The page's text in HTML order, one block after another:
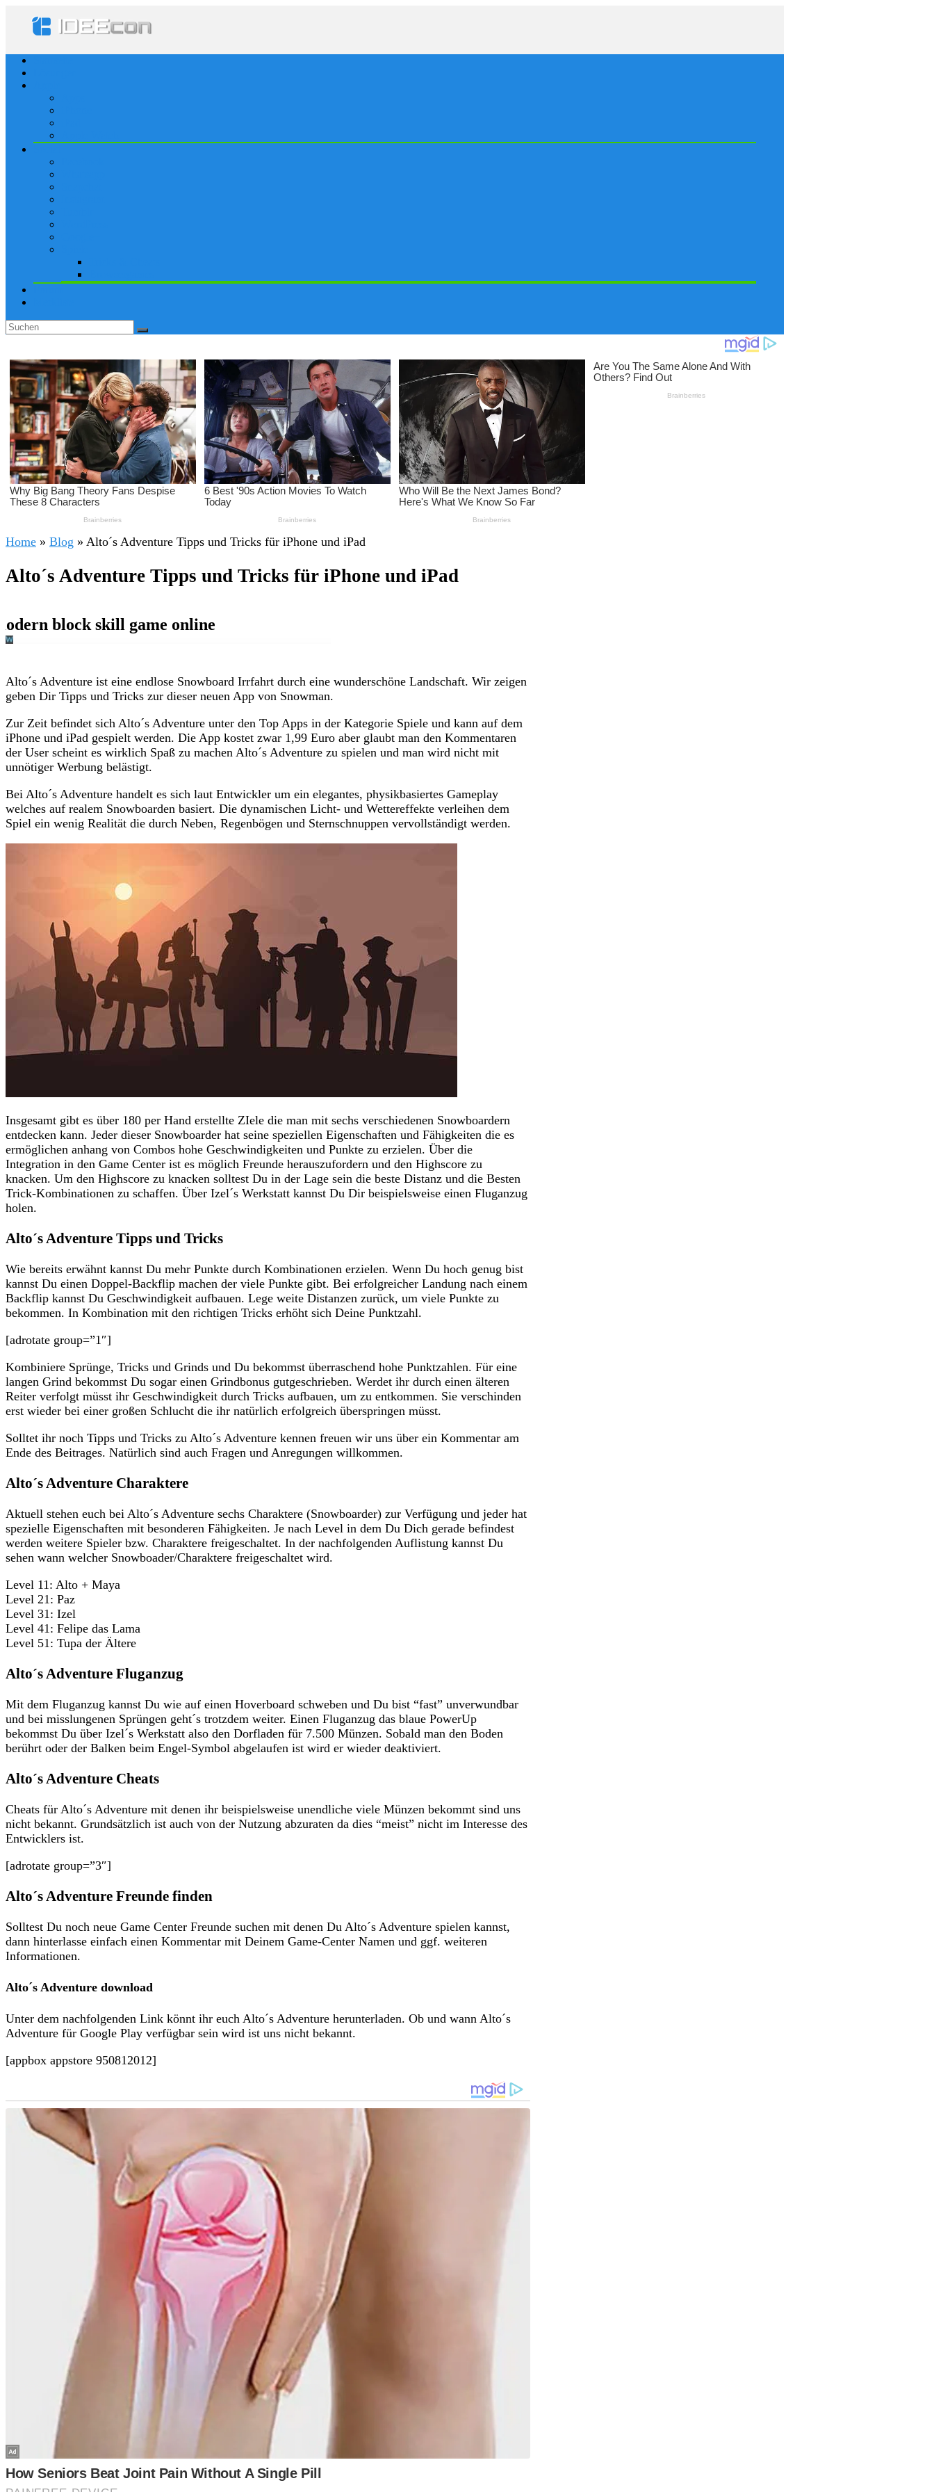
Home » Blog » Alto´s Adventure Tipps und Tricks für iPhone und iPad
Alto´s Adventure Tipps und Tricks für iPhone und iPad
Alto´s Adventure ist eine endlose Snowboard Irrfahrt durch eine wunderschöne Landschaft. Wir zeigen
geben Dir Tipps und Tricks zur dieser neuen App von Snowman.
Zur Zeit befindet sich Alto´s Adventure unter den Top Apps in der Kategorie Spiele und kann auf dem
iPhone und iPad gespielt werden. Die App kostet zwar 1,99 Euro aber glaubt man den Kommentaren
der User scheint es wirklich Spaß zu machen Alto´s Adventure zu spielen und man wird nicht mit
unnötiger Werbung belästigt.
Bei Alto´s Adventure handelt es sich laut Entwickler um ein elegantes, physikbasiertes Gameplay
welches auf realem Snowboarden basiert. Die dynamischen Licht- und Wettereffekte verleihen dem
Spiel ein wenig Realität die durch Neben, Regenbögen und Sternschnuppen vervollständigt werden.
Insgesamt gibt es über 180 per Hand erstellte ZIele die man mit sechs verschiedenen Snowboardern
entdecken kann. Jeder dieser Snowboarder hat seine speziellen Eigenschaften und Fähigkeiten die es
ermöglichen anhang von Combos hohe Geschwindigkeiten und Punkte zu erzielen. Über die
Integration in den Game Center ist es möglich Freunde herauszufordern und den Highscore zu
knacken. Um den Highscore zu knacken solltest Du in der Lage sein die beste Distanz und die Besten
Trick-Kombinationen zu schaffen. Über Izel´s Werkstatt kannst Du Dir beispielsweise einen Fluganzug
holen.
Alto´s Adventure Tipps und Tricks
Wie bereits erwähnt kannst Du mehr Punkte durch Kombinationen erzielen. Wenn Du hoch genug bist
kannst Du einen Doppel-Backflip machen der viele Punkte gibt. Bei erfolgreicher Landung nach einem
Backflip kannst Du Geschwindigkeit aufbauen. Lege weite Distanzen zurück, um viele Punkte zu
bekommen. In Kombination mit den richtigen Tricks erhöht sich Deine Punktzahl.
[adrotate group=”1″]
Kombiniere Sprünge, Tricks und Grinds und Du bekommst überraschend hohe Punktzahlen. Für eine
langen Grind bekommst Du sogar einen Grindbonus gutgeschrieben. Werdet ihr durch einen älteren
Reiter verfolgt müsst ihr Geschwindigkeit durch Tricks aufbauen, um zu entkommen. Sie verschinden
erst wieder bei einer großen Schlucht die ihr natürlich erfolgreich überspringen müsst.
Solltet ihr noch Tipps und Tricks zu Alto´s Adventure kennen freuen wir uns über ein Kommentar am
Ende des Beitrages. Natürlich sind auch Fragen und Anregungen willkommen.
Alto´s Adventure Charaktere
Aktuell stehen euch bei Alto´s Adventure sechs Charaktere (Snowboarder) zur Verfügung und jeder hat
spezielle Eigenschaften mit besonderen Fähigkeiten. Je nach Level in dem Du Dich gerade befindest
werden weitere Spieler bzw. Charaktere freigeschaltet. In der nachfolgenden Auflistung kannst Du
sehen wann welcher Snowboader/Charaktere freigeschaltet wird.
Level 11: Alto + Maya
Level 21: Paz
Level 31: Izel
Level 41: Felipe das Lama
Level 51: Tupa der Ältere
Alto´s Adventure Fluganzug
Mit dem Fluganzug kannst Du wie auf einen Hoverboard schweben und Du bist “fast” unverwundbar
und bei misslungenen Sprüngen geht´s trotzdem weiter. Einen Fluganzug das blaue PowerUp
bekommst Du über Izel´s Werkstatt also den Dorfladen für 7.500 Münzen. Sobald man den Boden
berührt oder der Balken beim Engel-Symbol abgelaufen ist wird er wieder deaktiviert.
Alto´s Adventure Cheats
Cheats für Alto´s Adventure mit denen ihr beispielsweise unendliche viele Münzen bekommt sind uns
nicht bekannt. Grundsätzlich ist auch von der Nutzung abzuraten da dies “meist” nicht im Interesse des
Entwicklers ist.
[adrotate group=”3″]
Alto´s Adventure Freunde finden
Solltest Du noch neue Game Center Freunde suchen mit denen Du Alto´s Adventure spielen kannst,
dann hinterlasse einfach einen Kommentar mit Deinem Game-Center Namen und ggf. weiteren
Informationen.
Alto´s Adventure download
Unter dem nachfolgenden Link könnt ihr euch Alto´s Adventure herunterladen. Ob und wann Alto´s
Adventure für Google Play verfügbar sein wird ist uns nicht bekannt.
[appbox appstore 950812012]